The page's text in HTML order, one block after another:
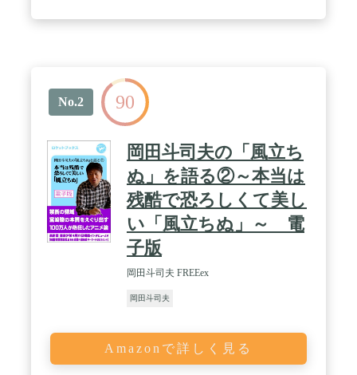
No.2 90
岡田斗司夫の「風立ち
ぬ」を語る②～本当は
残酷で恐ろしくて美し
い「風立ちぬ」～ 電
子版
岡田斗司夫 FREEex
岡田斗司夫
Amazonで詳しく見る